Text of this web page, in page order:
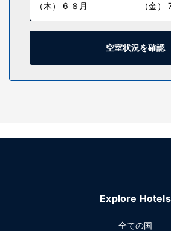
シャワー付き浴槽、バスアメニティ (無
が備わっています。電話の他に、セー
ヒー / ティーメーカーもご利用いただ
リエーション設備を使い、テラスから
もできます。オーダー形式の朝食を毎
（木） 6 ８月 （金）
空室状況を確認
Explore Hotels
全ての国